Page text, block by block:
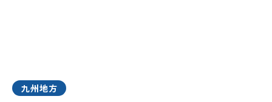
九州地方